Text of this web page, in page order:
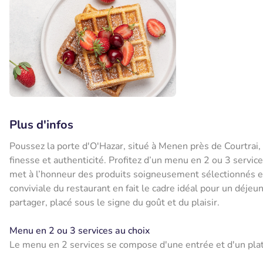
Plus d'infos
Poussez la porte d'O'Hazar, situé à Menen près de
finesse et authenticité. Profitez d’un menu en 2 ou 3
met à l’honneur des produits soigneusement
conviviale du restaurant en fait le cadre idéal pour un
partager, placé sous le signe du goût et du plaisir.
Menu en 2 ou 3 services au choix
Le menu en 2 services se compose d'une entrée et d'un